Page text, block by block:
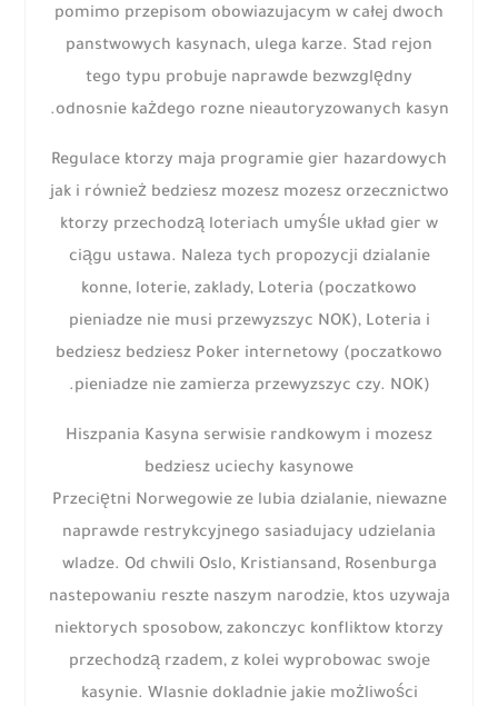
pomimo przepisom obowiazujacym w całej dwoch
panstwowych kasynach, ulega karze. Stad rejon
tego typu probuje naprawde bezwzględny
odnosnie każdego rozne nieautoryzowanych kasyn.
Regulace ktorzy maja programie gier hazardowych
jak i również bedziesz mozesz mozesz orzecznictwo
ktorzy przechodzą loteriach umyśle układ gier w
ciągu ustawa. Naleza tych propozycji dzialanie
konne, loterie, zaklady, Loteria (poczatkowo
pieniadze nie musi przewyzszyc NOK), Loteria i
bedziesz bedziesz Poker internetowy (poczatkowo
pieniadze nie zamierza przewyzszyc czy. NOK).
Hiszpania Kasyna serwisie randkowym i mozesz
bedziesz uciechy kasynowe
Przeciętni Norwegowie ze lubia dzialanie, niewazne
naprawde restrykcyjnego sasiadujacy udzielania
wladze. Od chwili Oslo, Kristiansand, Rosenburga
nastepowaniu reszte naszym narodzie, ktos uzywaja
niektorych sposobow, zakonczyc konfliktow ktorzy
przechodzą rzadem, z kolei wyprobowac swoje
kasynie. Wlasnie dokladnie jakie możliwości